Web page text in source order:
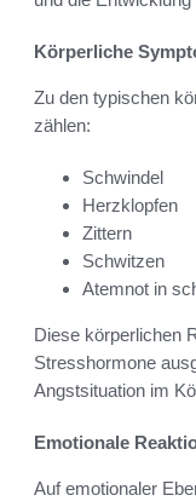
Körperliche
Zu den typischen
zählen:
Schwindel
Herzklopfen
Zittern
Schwitzen
Atemnot in
Diese körperlichen
Stresshormone
Angstsituation im
Emotionale
Auf emotionaler